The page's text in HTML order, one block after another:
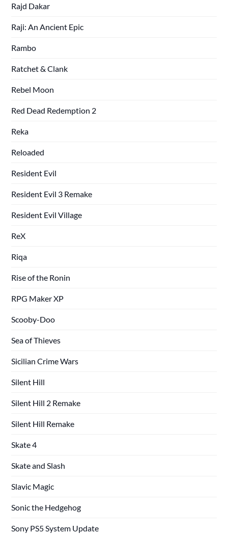
Rajd Dakar
Raji: An Ancient Epic
Rambo
Ratchet & Clank
Rebel Moon
Red Dead Redemption 2
Reka
Reloaded
Resident Evil
Resident Evil 3 Remake
Resident Evil Village
ReX
Riqa
Rise of the Ronin
RPG Maker XP
Scooby-Doo
Sea of Thieves
Sicilian Crime Wars
Silent Hill
Silent Hill 2 Remake
Silent Hill Remake
Skate 4
Skate and Slash
Slavic Magic
Sonic the Hedgehog
Sony PS5 System Update